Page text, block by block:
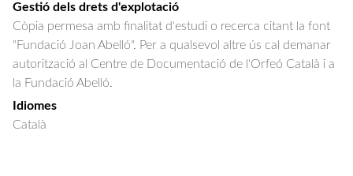
Gestió dels drets d'explotació
Còpia permesa amb finalitat d'estudi o recerca citant la font
"Fundació Joan Abelló". Per a qualsevol altre ús cal demanar
autorització al Centre de Documentació de l'Orfeó Català i a
la Fundació Abelló.
Idiomes
Català